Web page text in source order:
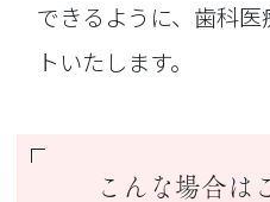
できるように、歯科
トいたします。
こんな場合は